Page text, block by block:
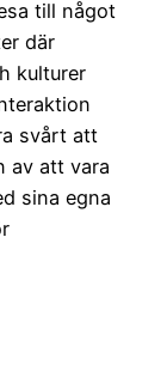
till något
där
kulturer
svårt att
av att vara
sina egna